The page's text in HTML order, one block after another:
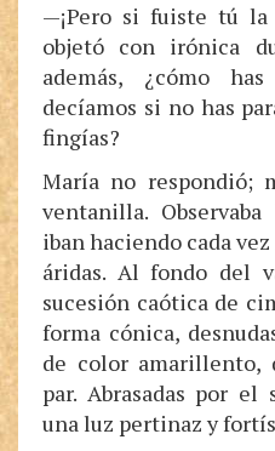
—¡Pero si fuiste tú
objetó con irónica
además, ¿cómo
decíamos si no has
fingías?
María no respondió;
ventanilla.
iban haciendo cada
áridas. Al fondo del
sucesión caótica de
forma cónica,
de color amarillento,
par. Abrasadas por el
una luz pertinaz y